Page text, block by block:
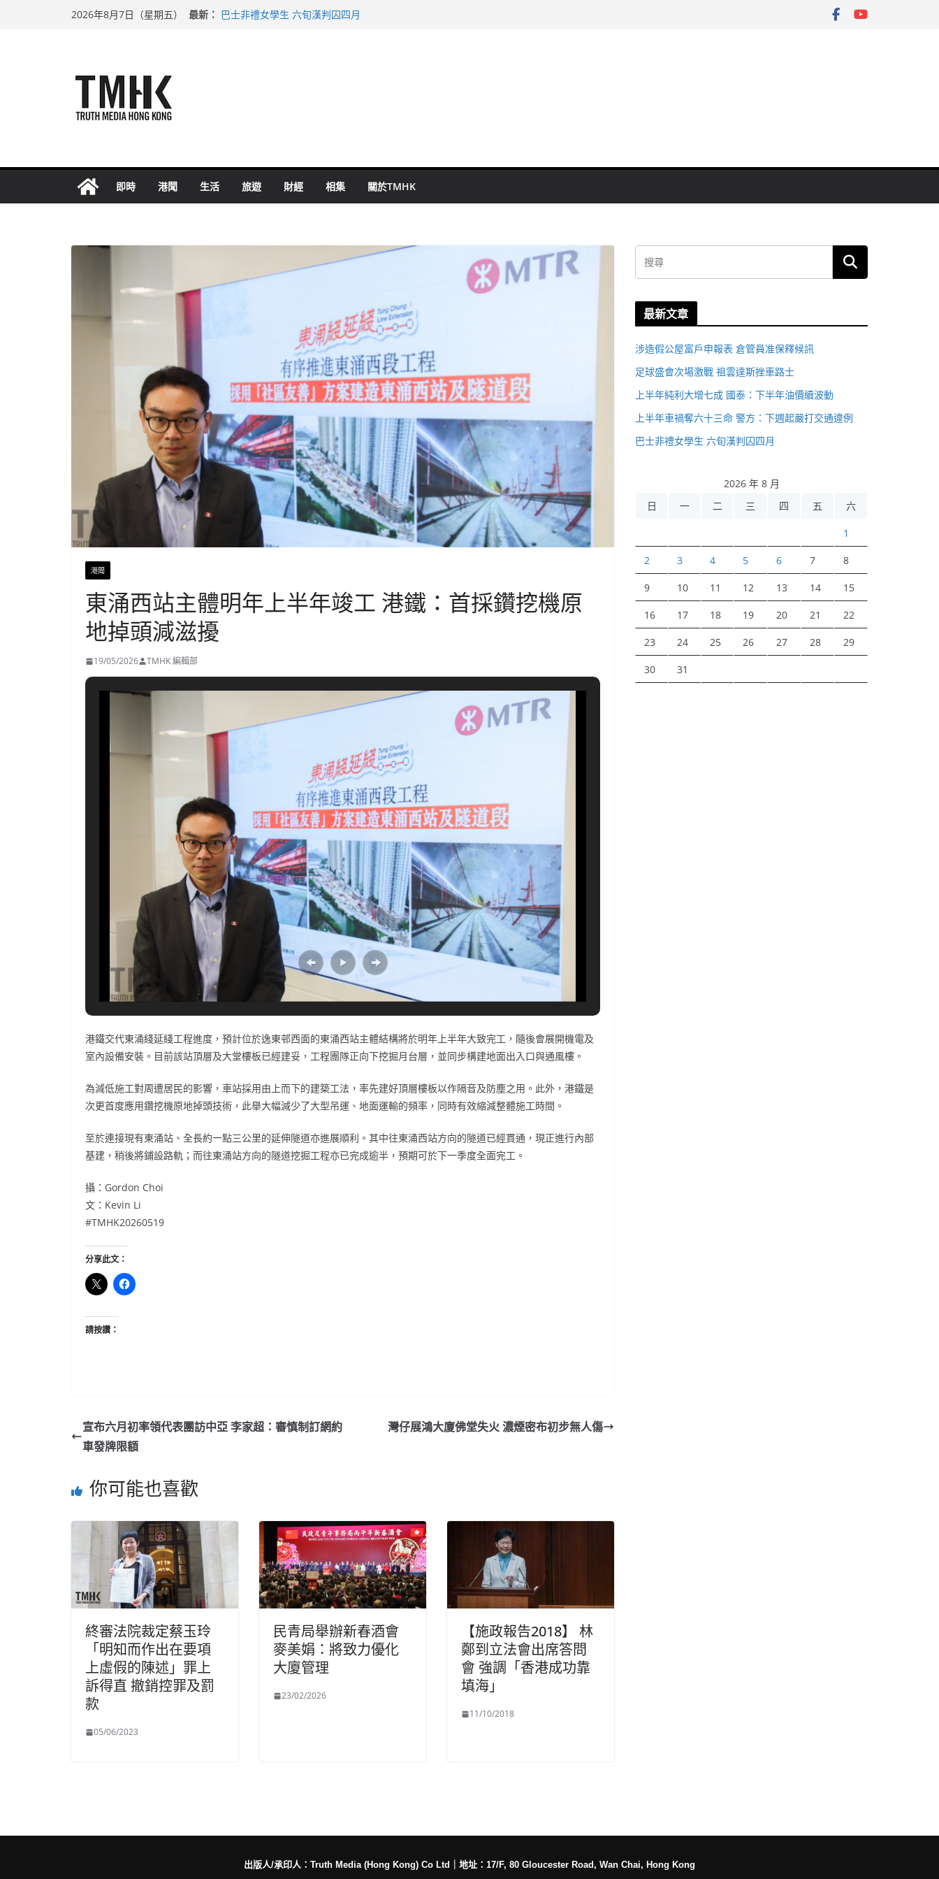
2026年8月7日（星期五） 最新： 巴士非禮女學生 六旬漢判囚四月
即時 港聞 生活 旅遊 財經 相集 關於TMHK
港聞
東涌西站主體明年上半年竣工 港鐵：首採鑽挖機原
地掉頭減滋擾
19/05/2026 TMHK 編輯部
港鐵交代東涌綫延綫工程進度，預計位於逸東邨西面的東涌西站主體結構將於明年上半年大致完工，隨後會展開機電及
室內設備安裝。目前該站頂層及大堂樓板已經建妥，工程團隊正向下挖掘月台層，並同步構建地面出入口與通風樓。
為減低施工對周遭居民的影響，車站採用由上而下的建築工法，率先建好頂層樓板以作隔音及防塵之用。此外，港鐵是
次更首度應用鑽挖機原地掉頭技術，此舉大幅減少了大型吊運、地面運輸的頻率，同時有效縮減整體施工時間。
至於連接現有東涌站、全長約一點三公里的延伸隧道亦進展順利。其中往東涌西站方向的隧道已經貫通，現正進行內部
基建，稍後將鋪設路軌；而往東涌站方向的隧道挖掘工程亦已完成逾半，預期可於下一季度全面完工。
攝：Gordon Choi
文：Kevin Li
#TMHK20260519
分享此文：
請按讚：
宣布六月初率領代表團訪中亞 李家超：審慎制訂網約
車發牌限額
灣仔展鴻大廈佛堂失火 濃煙密布初步無人傷
你可能也喜歡
終審法院裁定蔡玉玲
「明知而作出在要項
上虛假的陳述」罪上
訴得直 撤銷控罪及罰
款
05/06/2023
民青局舉辦新春酒會
麥美娟：將致力優化
大廈管理
23/02/2026
【施政報告2018】 林
鄭到立法會出席答問
會 強調「香港成功靠
填海」
11/10/2018
最新文章
涉造假公屋富戶申報表 倉管員准保釋候訊
足球盛會次場激戰 祖雲達斯挫車路士
上半年純利大增七成 國泰：下半年油價續波動
上半年車禍奪六十三命 警方：下週起嚴打交通違例
巴士非禮女學生 六旬漢判囚四月
2026 年 8 月
日
一 二 三 四 五 六
1
2 3 4 5 6 7 8
9 10 11 12 13 14 15
16 17 18 19 20 21 22
23 24 25 26 27 28 29
30 31
出版人/承印人：Truth Media (Hong Kong) Co Ltd 地址：17/F, 80 Gloucester Road, Wan Chai, Hong Kong